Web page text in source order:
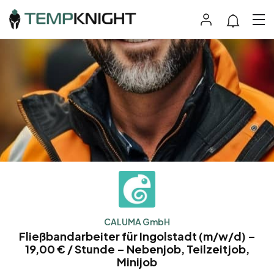
CALUMA GmbH
Fließbandarbeiter für Ingolstadt (m/w/d) –
19,00 € / Stunde – Nebenjob, Teilzeitjob,
Minijob